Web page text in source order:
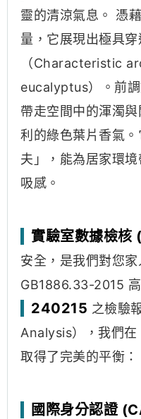
靈的清涼氣息。 憑
量，它展現出極具穿
（Characteristic
eucalyptus）。前
帶走空間中的渾濁
利的綠色葉片香氣
夫」，能為居家環
吸感。
實驗室數據檢
安全，是我們對您
GB1886.33-2015
240215 之檢驗
Analysis），我們在
取得了完美的平衡：
國際身分認證